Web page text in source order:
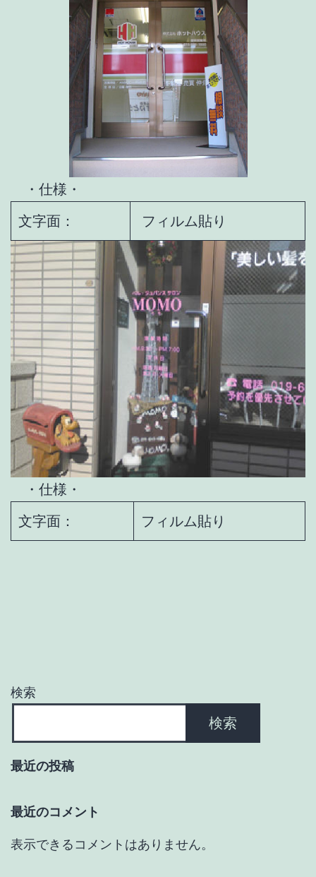
・仕様・
文字面： フィルム貼り
・仕様・
文字面： フィルム貼り
検索
検索
最近の投稿
最近のコメント
表示できるコメントはありません。